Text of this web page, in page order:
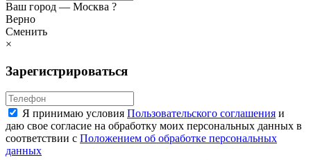
Ваш город — Москва ?
Верно
Сменить
×
Зарегистрироваться
Я принимаю условия Пользовательского соглашения и
даю свое согласие на обработку моих персональных данных в
соответствии с Положением об обработке персональных
данных